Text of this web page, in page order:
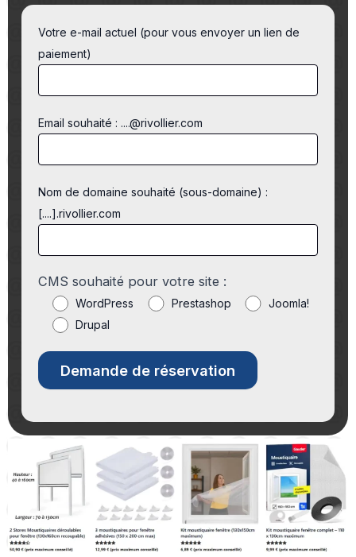
Votre e-mail actuel (pour vous envoyer un lien de
paiement)
Email souhaité : ....@rivollier.com
Nom de domaine souhaité (sous-domaine) :
[....].rivollier.com
CMS souhaité pour votre site :
WordPress Prestashop
Joomla!
Drupal